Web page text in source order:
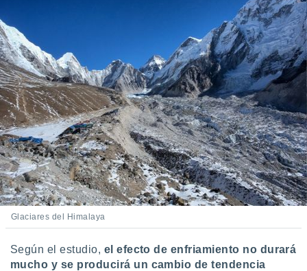
Glaciares del Himalaya
Según el estudio, el efecto de enfriamiento no durará
mucho y se producirá un cambio de tendencia